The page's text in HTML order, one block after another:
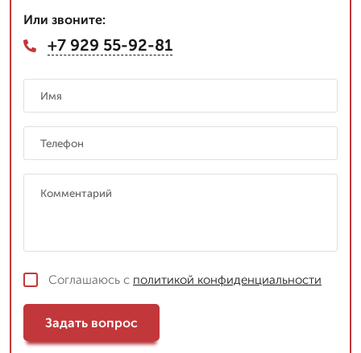
Или звоните:
+7 929 55-92-81
Соглашаюсь с политикой конфиденциальности
Задать вопрос